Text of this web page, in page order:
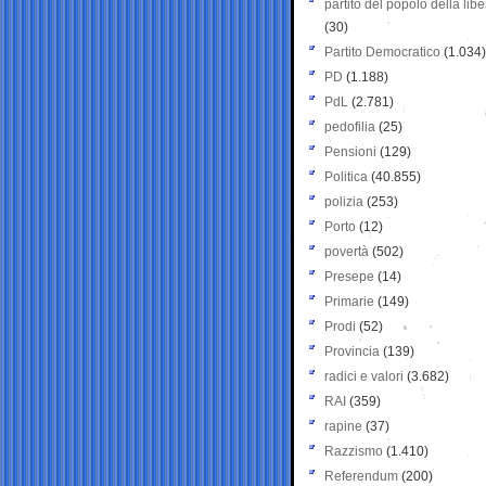
partito del popolo della
(30)
Partito Democratico (1.034)
PD (1.188)
PdL (2.781)
pedofilia (25)
Pensioni (129)
Politica (40.855)
polizia (253)
Porto (12)
povertà (502)
Presepe (14)
Primarie (149)
Prodi (52)
Provincia (139)
radici e valori (3.682)
RAI (359)
rapine (37)
Razzismo (1.410)
Referendum (200)